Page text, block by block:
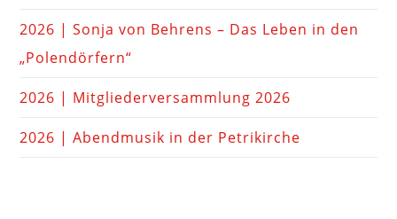
2026 | Sonja von Behrens – Das Leben in den
„Polendörfern“
2026 | Mitgliederversammlung 2026
2026 | Abendmusik in der Petrikirche